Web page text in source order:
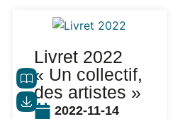
2022-11-14
Livret 2022
« Un collectif,
des artistes »